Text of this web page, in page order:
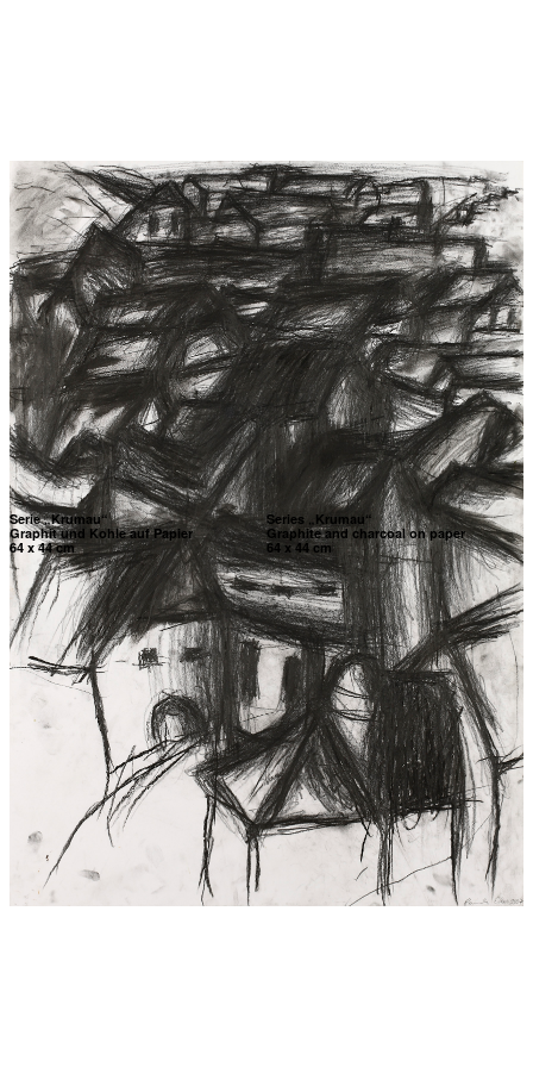
Serie „Krumau“
Graphit und Kohle auf Papier
64 x 44 cm
Series „Krumau“
Graphite and charcoal on paper
64 x 44 cm